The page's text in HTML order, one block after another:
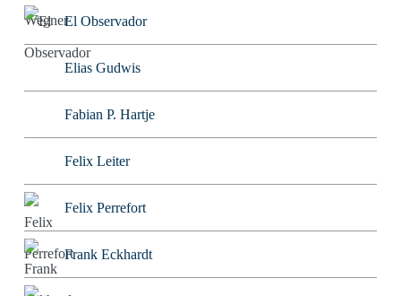
El Observador
Elias Gudwis
Fabian P. Hartje
Felix Leiter
Felix Perrefort
Frank Eckhardt